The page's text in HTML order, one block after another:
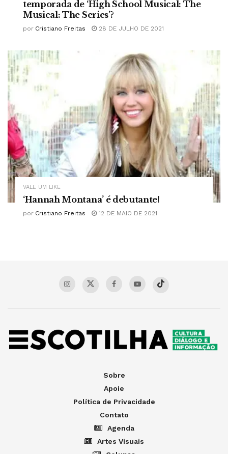
temporada de ‘High School Musical: The
Musical: The Series’?
por Cristiano Freitas 28 DE JULHO DE 2021
VALE UM LIKE
‘Hannah Montana’ é debutante!
por Cristiano Freitas 12 DE MAIO DE 2021
Sobre
Apoie
Política de Privacidade
Contato
Agenda
Artes Visuais